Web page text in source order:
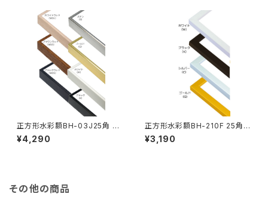
正方形水彩額BH-03J25角 25
0×250ミリ
¥4,290
正方形水彩額BH-210F 25角 2
50×250ミリ
¥3,190
その他の商品